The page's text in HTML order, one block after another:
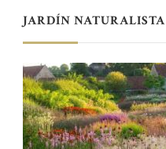
JARDÍN NATURALISTA